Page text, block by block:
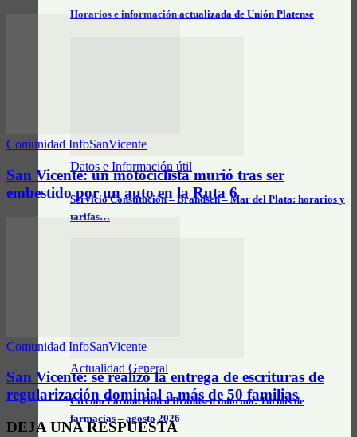
Horarios e información actualizada de Unión Platense
Datos e Información útil
Servicio Constitución – Brandsen – Mar del Plata: horarios y
tarifas…
Actualidad General
Círculo Farmacéutico Brandsen informa: Turnos de
farmacias – agosto 2026
Comunidad InfoSanVicente
San Vicente: un motociclista murió tras ser
embestido por un auto en la Ruta 6
Comunidad InfoSanVicente
San Vicente: se realizó la entrega de escrituras de
regularización dominial a más de 50 familias
DEJA UNA RESPUESTA